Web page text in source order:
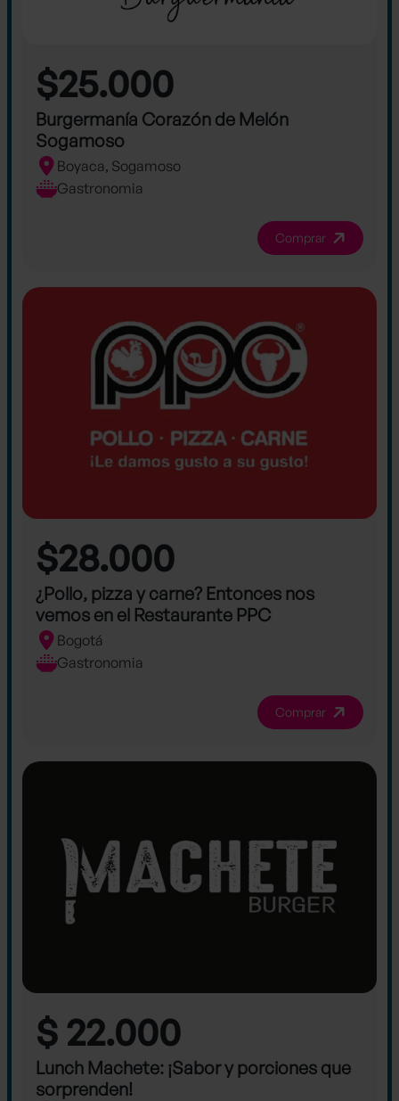
$25.000
Burgermanía Corazón de Melón
Sogamoso
Boyaca, Sogamoso
Gastronomia
Comprar
$28.000
¿Pollo, pizza y carne? Entonces nos
vemos en el Restaurante PPC
Bogotá
Gastronomia
Comprar
$ 22.000
Lunch Machete: ¡Sabor y porciones que
sorprenden!